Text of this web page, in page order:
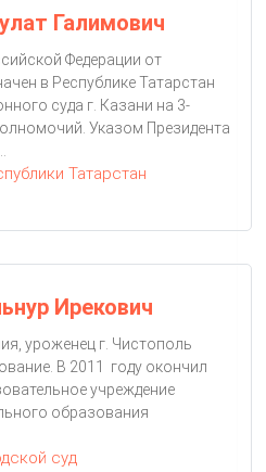
Галимович
Федерации от
в Республике Татарстан
суда г. Казани на 3-
Указом Президента
Татарстан
Ирекович
уроженец г. Чистополь
В 2011 году окончил
учреждение
образования
суд